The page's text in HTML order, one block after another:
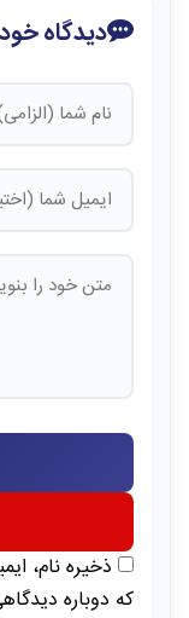
دیدگاه
ذخیره نام،
که دوباره